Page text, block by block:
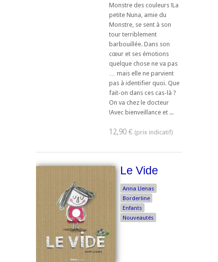
Monstre des couleurs !La
petite Nuna, amie du
Monstre, se sent à son
tour terriblement
barbouillée. Dans son
cœur et ses émotions
quelque chose ne va pas
… mais elle ne parvient
pas à identifier quoi. Que
fait-on dans ces cas-là ?
On va chez le docteur
!Avec bienveillance et ...
12,90 €
Le Vide
Anna Llenas
Borderline
Enfants
Nouveautés